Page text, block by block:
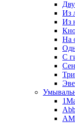
Из
Из
На
С